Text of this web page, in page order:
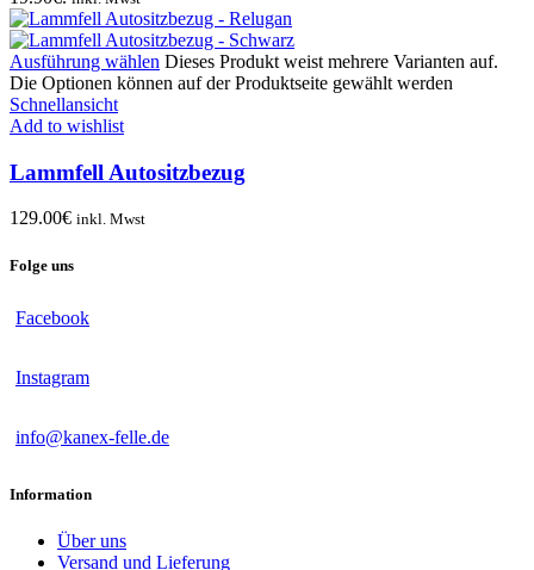
Ausführung wählen Dieses Produkt weist mehrere Varianten auf.
Die Optionen können auf der Produktseite gewählt werden
Schnellansicht
Add to wishlist
Lammfell Autositzbezug
129.00€ inkl. Mwst
Folge uns
Facebook
Instagram
info@kanex-felle.de
Information
Über uns
Versand und Lieferung